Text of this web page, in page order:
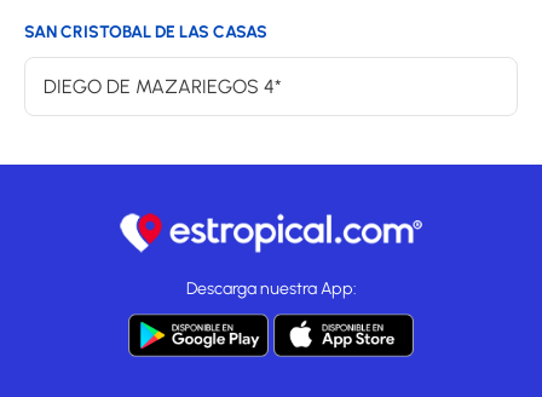
SAN CRISTOBAL DE LAS CASAS
DIEGO DE MAZARIEGOS 4*
Descarga nuestra App: